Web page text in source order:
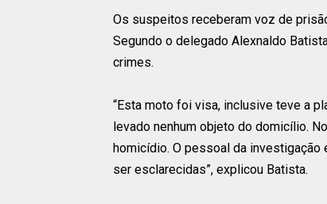
Os suspeitos receberam voz de
Segundo o delegado Alexnaldo
crimes.
“Esta moto foi visa, inclusive teve a
levado nenhum objeto do domicílio.
homicídio. O pessoal da investigação
ser esclarecidas”, explicou Batista.